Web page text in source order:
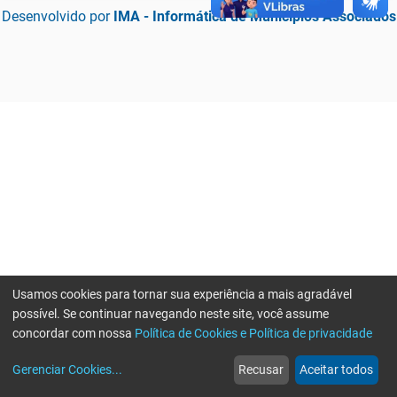
Desenvolvido por IMA - Informática de Municípios Associados
web
Notícias
more_horiz
Mais
Usamos cookies para tornar sua experiência a mais agradável
possível. Se continuar navegando neste site, você assume
concordar com nossa Política de Cookies e Política de privacidade
Gerenciar Cookies... Recusar Aceitar todos
Erro ao enviar informações, por favor tente novamente